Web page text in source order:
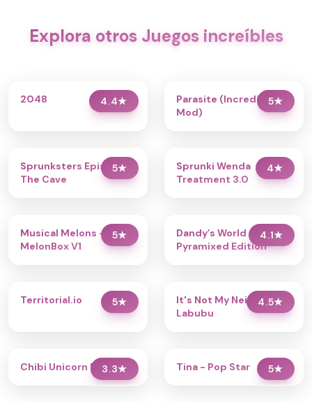
Explora otros Juegos increíbles
4.4★
2048 5★
Parasite (Incredibox
Mod)
5★
Sprunksters Episode 2:
The Cave
4★
Sprunki Wenda
Treatment 3.0
5★
Musical Melons –
MelonBox V1
4.1★
Dandy’s World
Pyramixed Edition
5★
Territorial.io 4.5★
It's Not My Neighbor:
Labubu
3.3★
Chibi Unicorn Dress Up 5★
Tina - Pop Star